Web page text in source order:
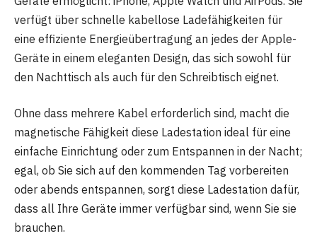
verfügt über schnelle kabellose Ladefähigkeiten für
eine effiziente Energieübertragung an jedes der Apple-
Geräte in einem eleganten Design, das sich sowohl für
den Nachttisch als auch für den Schreibtisch eignet.
Ohne dass mehrere Kabel erforderlich sind, macht die
magnetische Fähigkeit diese Ladestation ideal für eine
einfache Einrichtung oder zum Entspannen in der Nacht;
egal, ob Sie sich auf den kommenden Tag vorbereiten
oder abends entspannen, sorgt diese Ladestation dafür,
dass all Ihre Geräte immer verfügbar sind, wenn Sie sie
brauchen.